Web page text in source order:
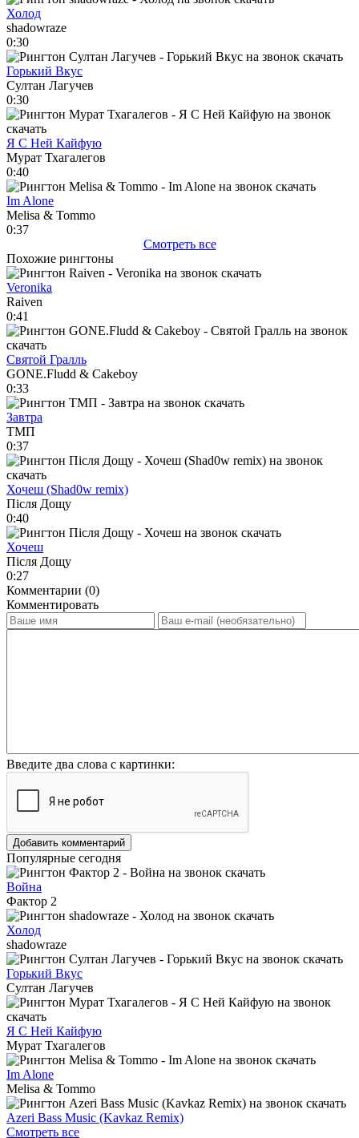
Холод
shadowraze
0:30
Горький Вкус
Султан Лагучев
0:30
Я С Ней Кайфую
Мурат Тхагалегов
0:40
Im Alone
Melisa & Tommo
0:37
Смотреть все
Похожие рингтоны
Veronika
Raiven
0:41
Святой Гралль
GONE.Fludd & Cakeboy
0:33
Завтра
ТМП
0:37
Хочеш (Shad0w remix)
Після Дощу
0:40
Хочеш
Після Дощу
0:27
Комментарии (0)
Комментировать
Введите два слова с картинки:
Добавить комментарий
Популярные сегодня
Война
Фактор 2
Холод
shadowraze
Горький Вкус
Султан Лагучев
Я С Ней Кайфую
Мурат Тхагалегов
Im Alone
Melisa & Tommo
Azeri Bass Music (Kavkaz Remix)
Смотреть все